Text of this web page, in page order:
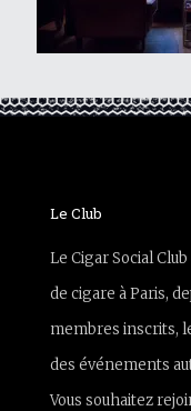
Le Club
Le Cigar Social
de cigare à Paris,
membres inscrits,
des événements
Vous souhaitez